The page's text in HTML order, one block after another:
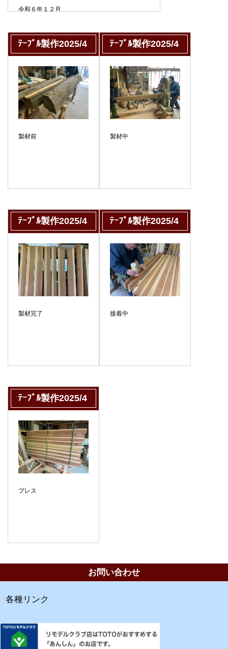
令和６年１２月
た。
ﾃｰﾌﾞﾙ製作2025/4
製材前
ﾃｰﾌﾞﾙ製作2025/4
製材中
ﾃｰﾌﾞﾙ製作2025/4
製材完了
ﾃｰﾌﾞﾙ製作2025/4
接着中
ﾃｰﾌﾞﾙ製作2025/4
プレス
お問い合わせ
各種リンク